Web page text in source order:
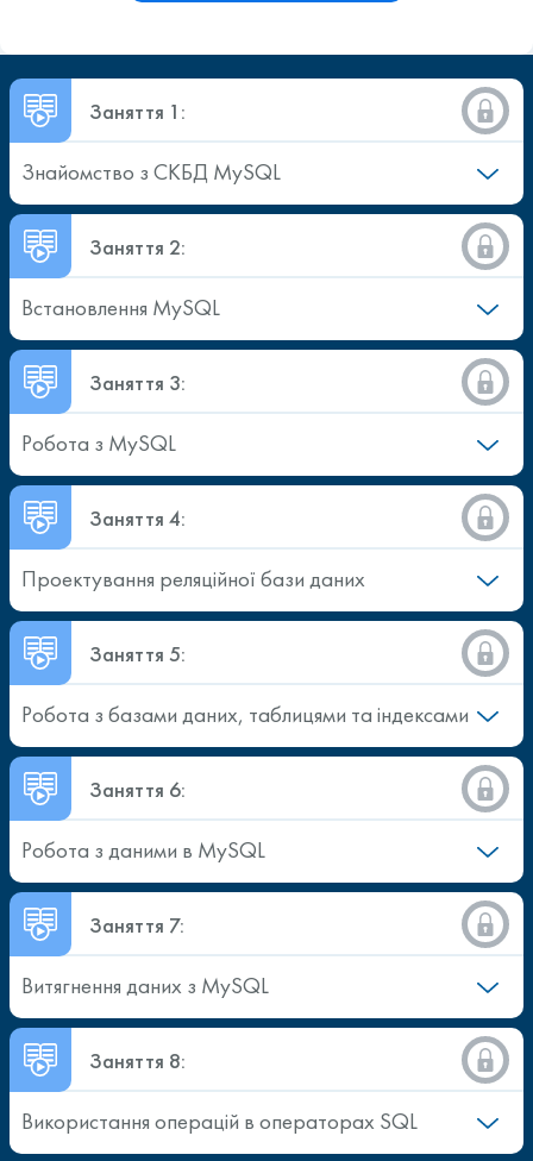
Заняття 1:
Знайомство з СКБД MySQL
Заняття 2:
Встановлення MySQL
Заняття 3:
Робота з MySQL
Заняття 4:
Проектування реляційної бази даних
Заняття 5:
Робота з базами даних, таблицями та індексами
Заняття 6:
Робота з даними в MySQL
Заняття 7:
Витягнення даних з MySQL
Заняття 8:
Використання операцій в операторах SQL